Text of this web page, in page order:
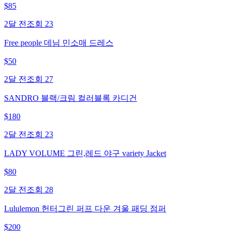
$85
2달 전 조회 23
Free people 데님 민소매 드레스
$50
2달 전 조회 27
SANDRO 블랙/크림 컬러블록 카디건
$180
2달 전 조회 23
LADY VOLUME 그린,레드 야구 variety Jacket
$80
2달 전 조회 28
Lululemon 헌터그린 퍼프 다운 겨울 패딩 점퍼
$200